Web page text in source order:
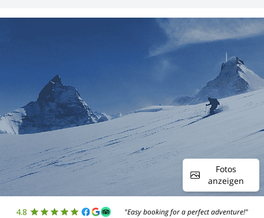
Fotos
anzeigen
4.8 "Easy booking for a perfect adventure!"